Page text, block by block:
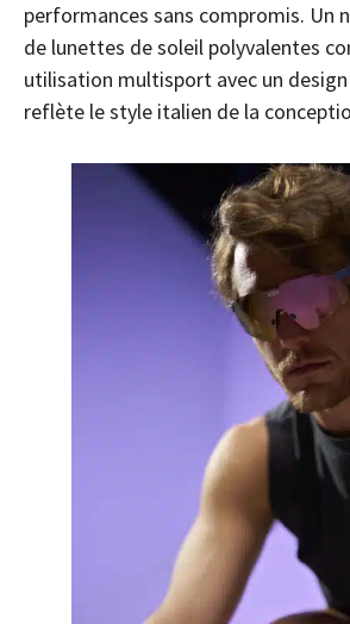
performances sans compromis. Un
de lunettes de soleil polyvalentes
utilisation multisport avec un
reflète le style italien de la